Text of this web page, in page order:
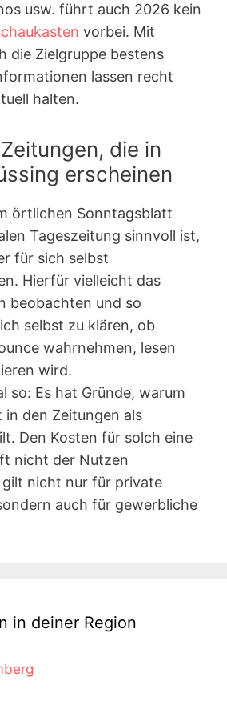
usw. führt auch 2026 kein
vorbei. Mit
die Zielgruppe bestens
lassen recht
halten.
die in
erscheinen
örtlichen Sonntagsblatt
Tageszeitung sinnvoll ist,
für sich selbst
Hierfür vielleicht das
beobachten und so
selbst zu klären, ob
wahrnehmen, lesen
wird.
so: Es hat Gründe, warum
in den Zeitungen als
Den Kosten für solch eine
nicht der Nutzen
gilt nicht nur für private
auch für gewerbliche
in deiner Region